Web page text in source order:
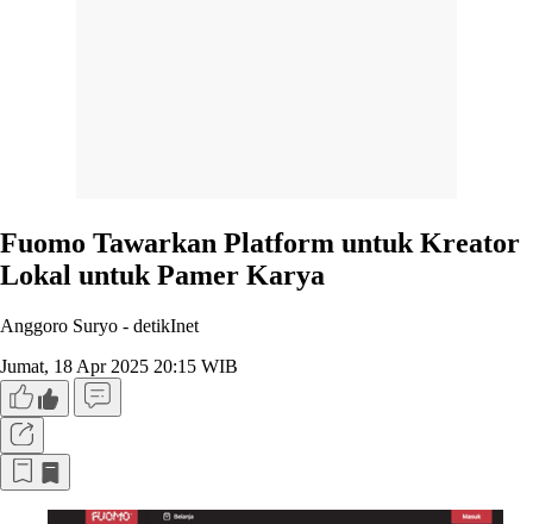
Fuomo Tawarkan Platform untuk Kreator
Lokal untuk Pamer Karya
Anggoro Suryo - detikInet
Jumat, 18 Apr 2025 20:15 WIB